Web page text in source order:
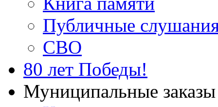
Публичные
СВО
80 лет Победы!
Муниципальные